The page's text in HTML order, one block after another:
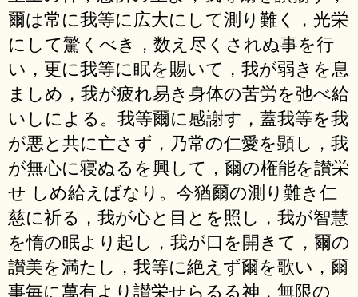
爾は常に我等に広大にして測り難く，光栄
にして驚くべき，数え尽くされぬ事を行
い，更に我等に眠を賜いて，我が弱きを息
ましめ，我が疲れ易き身体の苦労を弛べ給
いしによる。我等爾に感謝す，蓋我等を我
が悪と共に亡さず，乃常の仁愛を顕し，我
が無心に寝ぬるを興して，爾の権能を讃栄
せ しめ給えばなり。今猶爾の測り難き仁
慈に祈る，我が心と目とを照し，我が智慧
を惰の眠より起し，我が口を開きて，爾の
讃美を満たし，我等に絶えず爾を歌い，爾
事毎に萬有より讃栄せらるる神，無限の